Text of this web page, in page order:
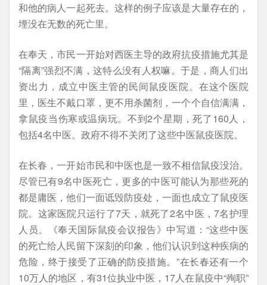
和他的病人一起死去。这样的例子应该是大量存在的，
堙没在无数的死亡里。
在奉天，市民一开始对西医主导的政府抗疫措施尤其是
“隔离”强烈不满，这特么没有人权嘛。于是，商人们出
资出力，成立中医主管的民间鼠疫医院。在这个医院
里，医生不戴口罩，更不用杀菌剂，一个个自信满满，
拿鼠疫当伤寒或温病玩。不到2个星期，死了160人，
包括4名中医。政府不得不关闭了这些中医鼠疫医院。
在长春，一开始市民和中医也是一致不相信鼠疫没治。
尽管已有9名中医死亡，更多的中医可能认为那些死的
都是庸医，他们一面诋毁防疫处，一面也成立了鼠疫医
院。这家医院只运行了7天，就死了2名中医，7名护理
人员。《奉天国际鼠疫会议报告》中写道：“这些中医
的死亡给人民留下深刻的印象，他们认识到这种疾病的
危险，终于接受了正确的防疫措施。”在长春还有一个
10万人的地区，有31位执业中医，17人在鼠疫中“殉职”